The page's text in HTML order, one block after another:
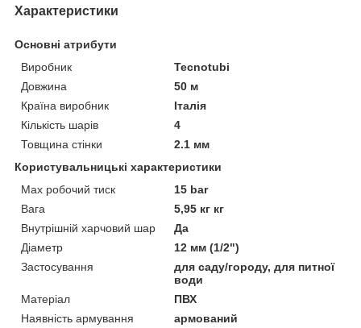
Характеристики
Основні атрибути
Виробник
Tecnotubi
Довжина
50 м
Країна виробник
Італія
Кількість шарів
4
Товщина стінки
2.1 мм
Користувальницькі характеристики
Max робочий тиск
15 bar
Вага
5,95 кг кг
Внутрішній харчовий шар
Да
Діаметр
12 мм (1/2")
Застосування
для саду/городу, для питної
води
Матеріал
ПВХ
Наявність армування
армований